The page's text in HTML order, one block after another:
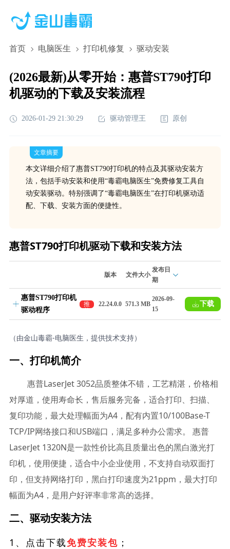
首页 电脑医生 打印机修复 驱动安装
(2026最新)从零开始：惠普ST790打印
机驱动的下载及安装流程
2026-01-29 21:30:29 驱动管理王 原创
文章摘要
本文详细介绍了惠普ST790打印机的特点及其驱动安装方
法，包括手动安装和使用“毒霸电脑医生”免费修复工具自
动安装驱动。特别强调了“毒霸电脑医生”在打印机驱动适
配、下载、安装方面的便捷性。
惠普ST790打印机驱动下载和安装方法
版本 文件大小
发布日
期
惠普ST790打印机
驱动程序
推
荐
22.24.0.0 571.3 MB
2026-09-
15
下载
（由金山毒霸-电脑医生，提供技术支持）
一、打印机简介
惠普LaserJet 3052品质整体不错，工艺精湛，价格相
对厚道，使用寿命长，售后服务完备，适合打印、扫描、
复印功能，最大处理幅面为A4，配有内置10/100Base-T
TCP/IP网络接口和USB端口，满足多种办公需求。 惠普
LaserJet 1320N是一款性价比高且质量出色的黑白激光打
印机，使用便捷，适合中小企业使用，不支持自动双面打
印，但支持网络打印，黑白打印速度为21ppm，最大打印
幅面为A4，是用户好评率非常高的选择。
二、驱动安装方法
1、点击下载免费安装包 ；